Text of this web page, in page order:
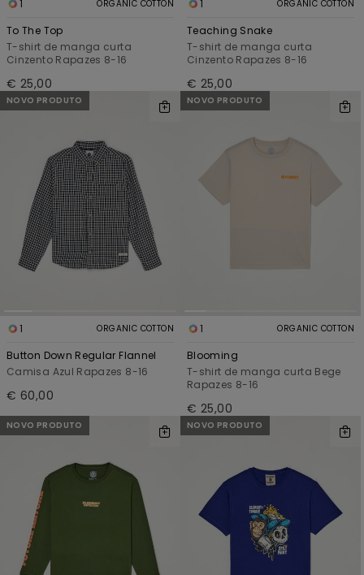
1 ORGANIC COTTON
To The Top
T-shirt de manga curta
Cinzento Rapazes 8-16
€ 25,00
1 ORGANIC COTTON
Teaching Snake
T-shirt de manga curta
Cinzento Rapazes 8-16
€ 25,00
NOVO PRODUTO
1 ORGANIC COTTON
Button Down Regular Flannel
Camisa Azul Rapazes 8-16
€ 60,00
NOVO PRODUTO
1 ORGANIC COTTON
Blooming
T-shirt de manga curta Bege
Rapazes 8-16
€ 25,00
NOVO PRODUTO NOVO PRODUTO